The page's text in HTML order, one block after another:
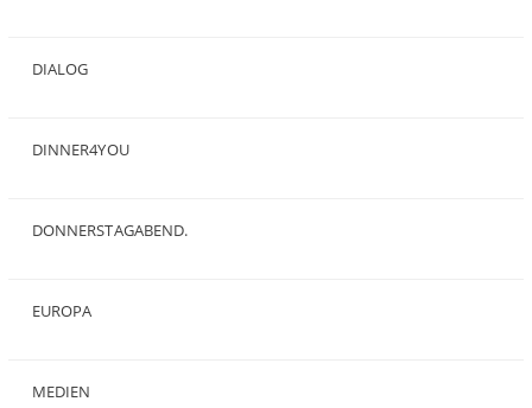
DIALOG
DINNER4YOU
DONNERSTAGABEND.
EUROPA
MEDIEN